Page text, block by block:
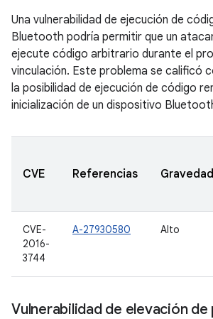
Una vulnerabilidad de ejecución de
Bluetooth podría permitir que un
ejecute código arbitrario durante el
vinculación. Este problema se calificó
la posibilidad de ejecución de código
inicialización de un dispositivo
CVE Referencias Gravedad
CVE-
2016-
3744
A-27930580 Alto
Vulnerabilidad de elevación